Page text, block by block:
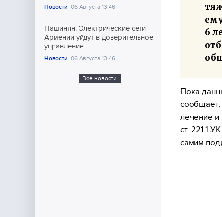
Новости 06 Августа 13:46
Пашинян: Электрические сети
Армении уйдут в доверительное
управление
Новости 06 Августа 13:46
Все новости
6
Пока
сообщает,
лечение и
ст. 221.1
самим